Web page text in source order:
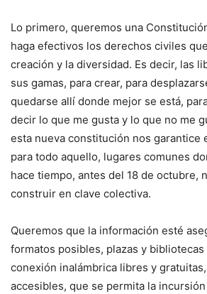
Lo primero, queremos una
haga efectivos los derechos civiles
creación y la diversidad. Es decir, las
sus gamas, para crear, para
quedarse allí donde mejor se está,
decir lo que me gusta y lo que no me
esta nueva constitución nos garantice
para todo aquello, lugares comunes
hace tiempo, antes del 18 de octubre,
construir en clave colectiva.
Queremos que la información esté
formatos posibles, plazas y bibliotecas
conexión inalámbrica libres y
accesibles, que se permita la